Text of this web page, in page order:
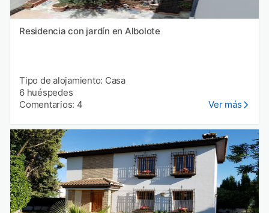
Residencia con jardín en Albolote
Tipo de alojamiento: Casa
6 huéspedes
Comentarios: 4
Ver más